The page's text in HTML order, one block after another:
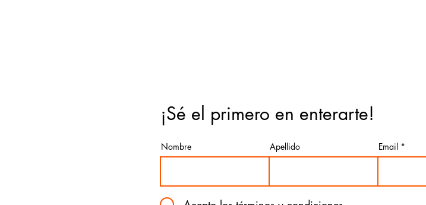
¡Sé el primero en enterarte!
Nombre Apellido Email